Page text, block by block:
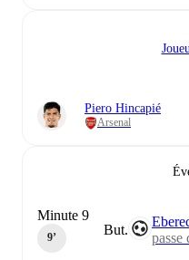
Piero Hincapié
Arsenal
But.
passe
Minute 9
9‎’‎